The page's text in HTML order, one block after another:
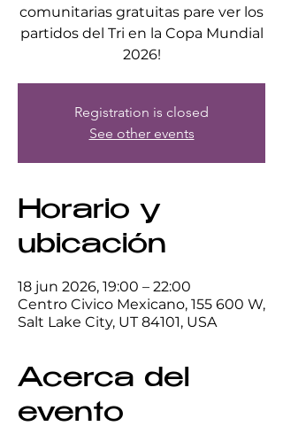
comunitarias gratuitas pare ver los
partidos del Tri en la Copa Mundial
2026!
Registration is closed
See other events
Horario y
ubicación
18 jun 2026, 19:00 – 22:00
Centro Civico Mexicano, 155 600 W,
Salt Lake City, UT 84101, USA
Acerca del
evento